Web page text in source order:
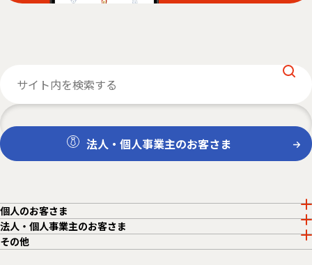
法人・個人事業主のお客さま
個人のお客さま
法人・個人事業主のお客さま
その他